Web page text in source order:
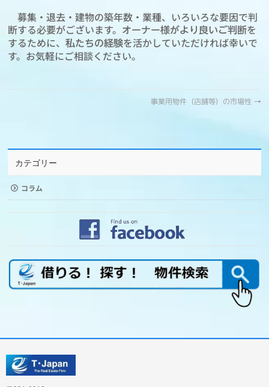
募集・退去・建物の築年数・業種、いろいろな要因で判
断する必要がございます。
オーナー様がより良いご判断を
するために、私たちの経験を活かしていただければ幸いで
す。お気軽にご相談ください。
事業用物件（店舗等）の市場性 →
カテゴリー
コラム